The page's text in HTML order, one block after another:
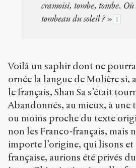
cramoisi, tombe, tombe. Où
tombeau du soleil ? » 1
Voilà un saphir dont ne
ornée la langue de Molière si,
le français, Shan Sa s’était
Abandonnés, au mieux, à
ou moins proche du texte
non les Franco-français, mais
importe l’origine, qui lisons
française, aurions été privés